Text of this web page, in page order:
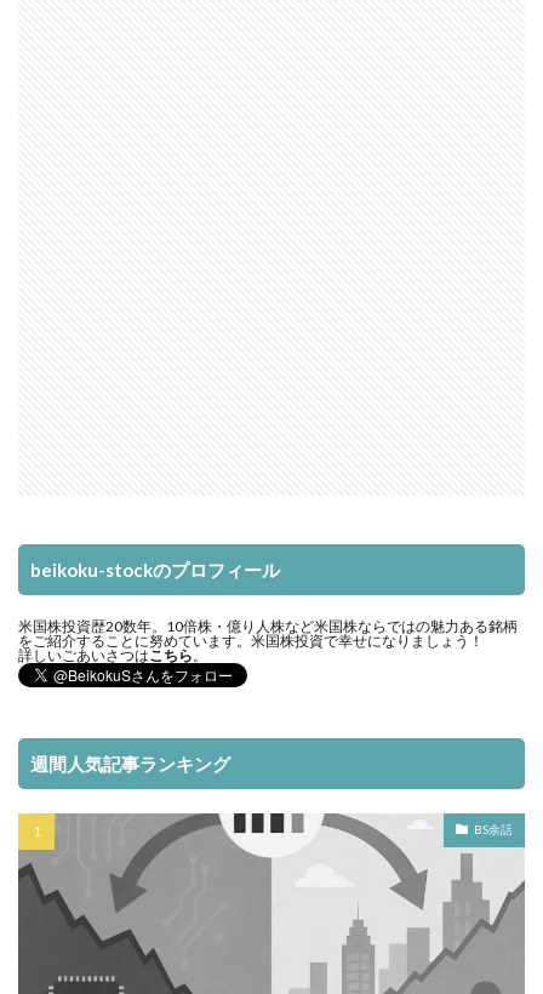
beikoku-stockのプロフィール
米国株投資歴20数年。10倍株・億り人株など米国株ならではの魅力ある銘柄
をご紹介することに努めています。米国株投資で幸せになりましょう！
詳しいごあいさつはこちら 。
週間人気記事ランキング
BS余話